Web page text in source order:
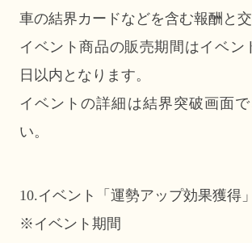
車の結界カードなどを含む報酬と交
イベント商品の販売期間はイベン
日以内となります。
イベントの詳細は結界突破画面
い。
10.イベント「運勢アップ効果獲得」
※イベント期間